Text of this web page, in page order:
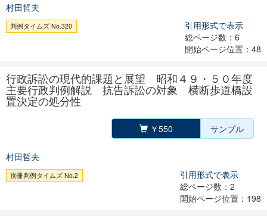
村田哲夫
判例タイムズ No.320
引用形式で表示
総ページ数：6
開始ページ位置：48
行政訴訟の現代的課題と展望 昭和４９・５０年度
主要行政判例解説 抗告訴訟の対象 横断歩道橋設
置決定の処分性
￥550 サンプル
村田哲夫
別冊判例タイムズ No.2
引用形式で表示
総ページ数：2
開始ページ位置：198